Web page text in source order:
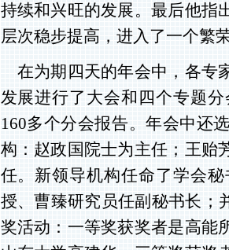
持续和兴旺的发展。最后他指
层次稳步提高，进入了一个繁
在为期四天的年会中，各专
发展进行了大会和四个专题
160多个分会报告。年会中还
构：赵政国院士为主任；王贻
任。新领导机构任命了学会
授、曹臻研究员任副秘书长；
奖活动：一等奖获奖者是高能